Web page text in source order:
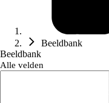
Beeldbank
Beeldbank
Alle velden